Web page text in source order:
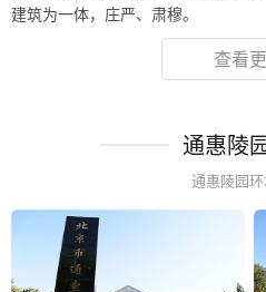
建筑为一体，庄严、肃穆。
查看
通惠陵
通惠陵园